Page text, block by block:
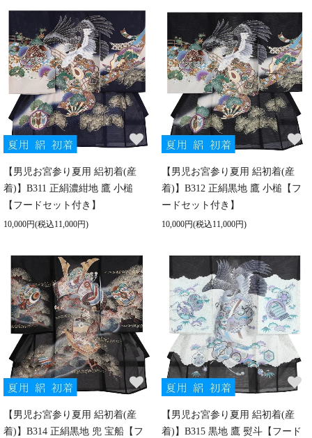
【男児お宮参り夏用 絽初着(産
着)】B311 正絹濃紺地 鷹 小槌
【フードセット付き】
10,000円(税込11,000円)
【男児お宮参り夏用 絽初着(産
着)】B312 正絹黒地 鷹 小槌【フ
ードセット付き】
10,000円(税込11,000円)
【男児お宮参り夏用 絽初着(産
着)】B314 正絹黒地 兜 宝船【フ
【男児お宮参り夏用 絽初着(産
着)】B315 黒地 鷹 熨斗【フード